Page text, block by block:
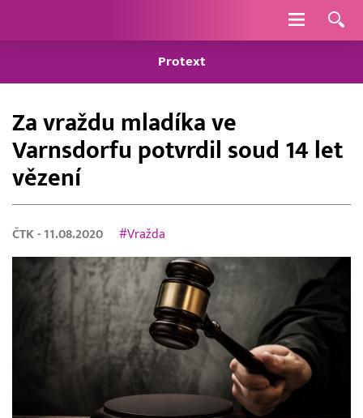
Navigace
Protext
Za vraždu mladíka ve
Varnsdorfu potvrdil soud 14 let
vězení
ČTK - 11.08.2020 #Vražda